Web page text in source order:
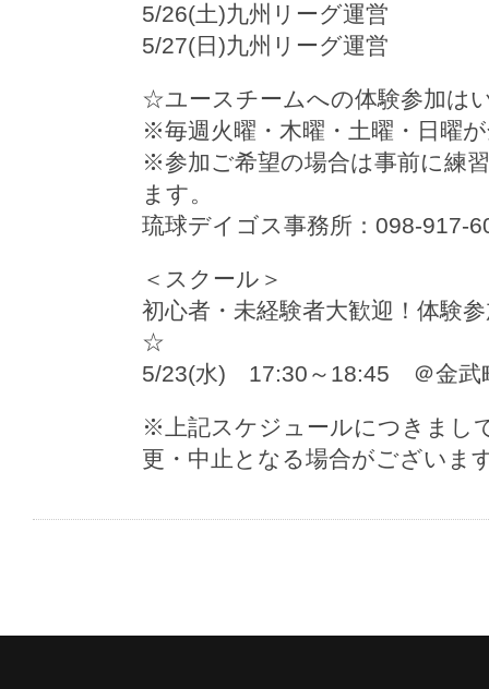
5/26(土)九州リーグ運営
5/27(日)九州リーグ運営
☆ユースチームへの体験参加は
※毎週火曜・木曜・土曜・日曜
※参加ご希望の場合は事前に練
ます。
琉球デイゴス事務所：098-917-
＜スクール＞
初心者・未経験者大歓迎！体験
☆
5/23(水) 17:30～18:45 ＠金武
※上記スケジュールにつきまし
更・中止となる場合がございま